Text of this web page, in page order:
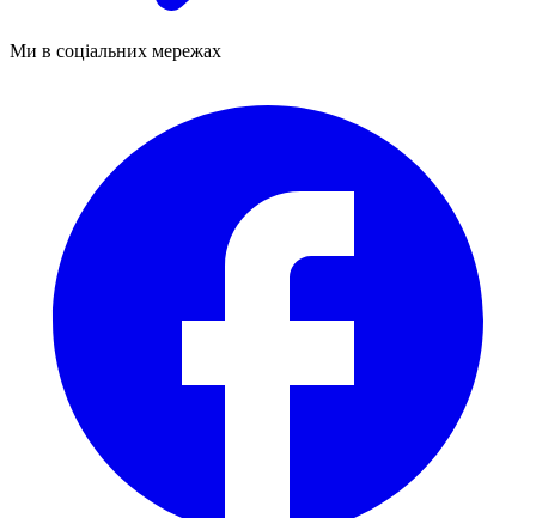
Ми в соціальних мережах